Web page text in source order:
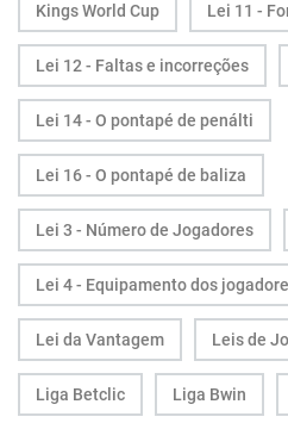
Kings World Cup Lei 11 -
Lei 12 - Faltas e incorreções
Lei 14 - O pontapé de penálti
Lei 16 - O pontapé de baliza
Lei 3 - Número de Jogadores
Lei 4 - Equipamento dos
Lei da Vantagem Leis de
Liga Betclic Liga Bwin